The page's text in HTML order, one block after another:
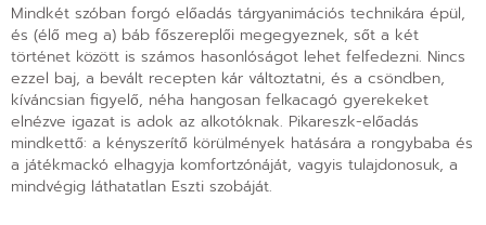
Mindkét szóban forgó előadás tárgyanimációs technikára épül,
és (élő meg a) báb főszereplői megegyeznek, sőt a két
történet között is számos hasonlóságot lehet felfedezni. Nincs
ezzel baj, a bevált recepten kár változtatni, és a csöndben,
kíváncsian figyelő, néha hangosan felkacagó gyerekeket
elnézve igazat is adok az alkotóknak. Pikareszk-előadás
mindkettő: a kényszerítő körülmények hatására a rongybaba és
a játékmackó elhagyja komfortzónáját, vagyis tulajdonosuk, a
mindvégig láthatatlan Eszti szobáját.